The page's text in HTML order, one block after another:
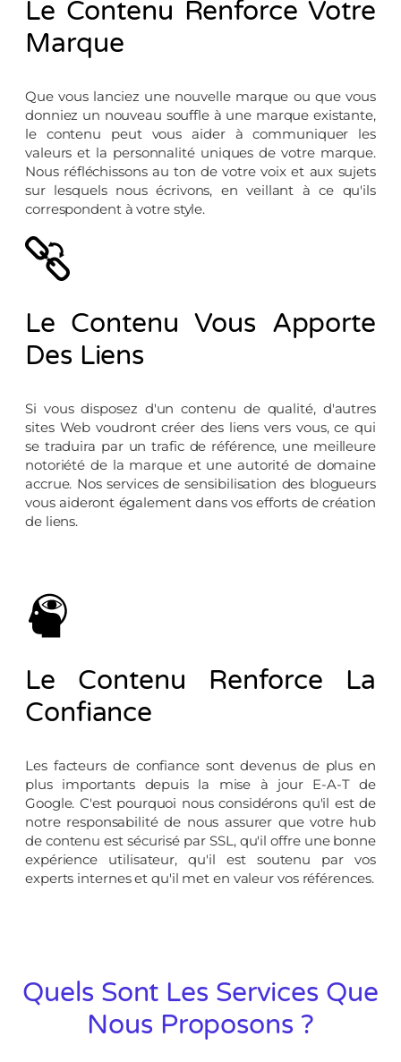
Le Contenu Renforce Votre
Marque
Que vous lanciez une nouvelle marque ou que vous
donniez un nouveau souffle à une marque existante,
le contenu peut vous aider à communiquer les
valeurs et la personnalité uniques de votre marque.
Nous réfléchissons au ton de votre voix et aux sujets
sur lesquels nous écrivons, en veillant à ce qu'ils
correspondent à votre style.
Le Contenu Vous Apporte
Des Liens
Si vous disposez d'un contenu de qualité, d'autres
sites Web voudront créer des liens vers vous, ce qui
se traduira par un trafic de référence, une meilleure
notoriété de la marque et une autorité de domaine
accrue. Nos services de sensibilisation des blogueurs
vous aideront également dans vos efforts de création
de liens.
Le Contenu Renforce La
Confiance
Les facteurs de confiance sont devenus de plus en
plus importants depuis la mise à jour E-A-T de
Google. C'est pourquoi nous considérons qu'il est de
notre responsabilité de nous assurer que votre hub
de contenu est sécurisé par SSL, qu'il offre une bonne
expérience utilisateur, qu'il est soutenu par vos
experts internes et qu'il met en valeur vos références.
Quels Sont Les Services Que
Nous Proposons ?